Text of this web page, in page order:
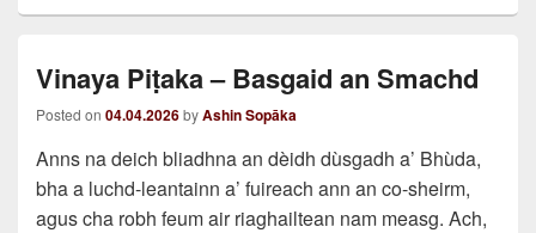
Vinaya Piṭaka – Basgaid an Smachd
Posted on 04.04.2026byAshin Sopāka
Anns na deich bliadhna an dèidh dùsgadh a’ Bhùda,
bha a luchd-leantainn a’ fuireach ann an co-sheirm,
agus cha robh feum air riaghailtean nam measg. Ach,